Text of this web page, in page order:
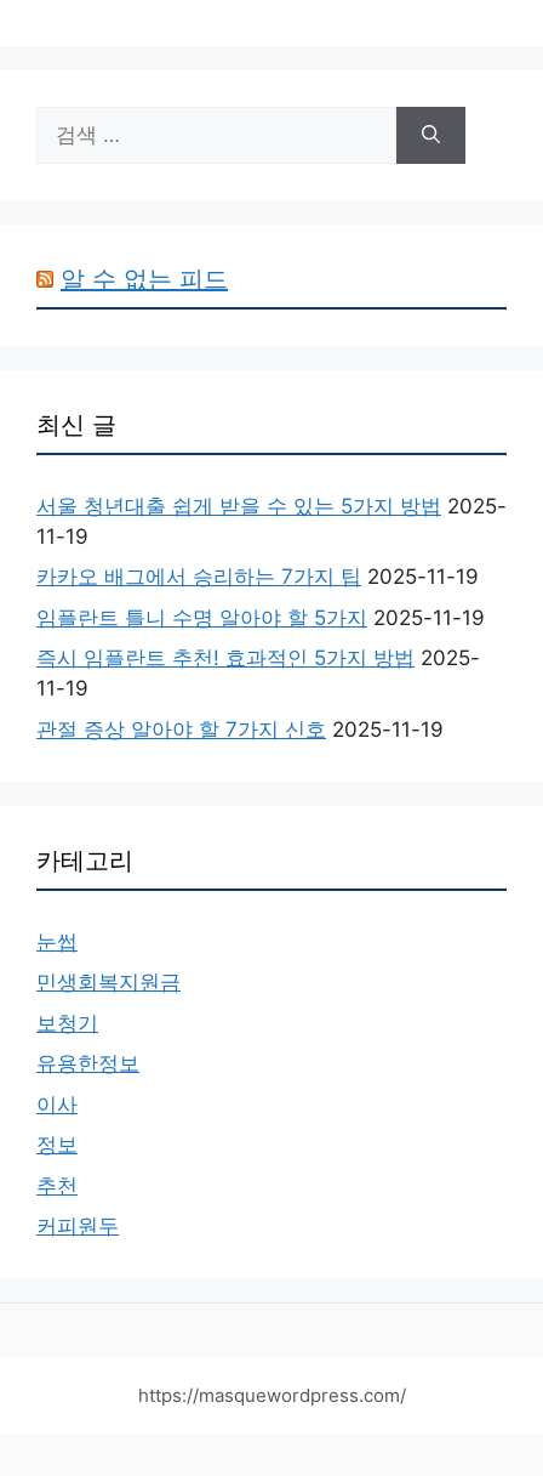
색:
알 수 없는 피드
최신 글
서울 청년대출 쉽게 받을 수 있는 5가지 방법 2025-
11-19
카카오 배그에서 승리하는 7가지 팁 2025-11-19
임플란트 틀니 수명 알아야 할 5가지 2025-11-19
즉시 임플란트 추천! 효과적인 5가지 방법 2025-
11-19
관절 증상 알아야 할 7가지 신호 2025-11-19
카테고리
눈썹
민생회복지원금
보청기
유용한정보
이사
정보
추천
커피원두
https://masquewordpress.com/